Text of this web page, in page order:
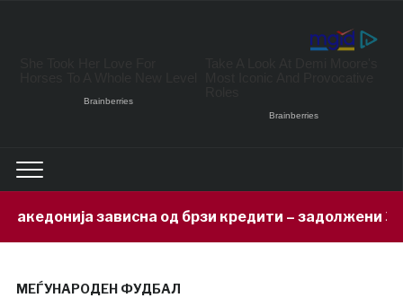
од брзи кредити – задолжени 333 милиони евра
МЕЃУНАРОДЕН ФУДБАЛ